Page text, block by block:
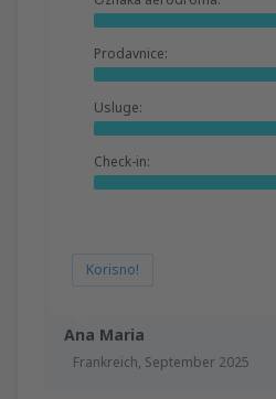
Ana Maria
Frankreich, September 2025
Prodavnice:
Usluge:
Check-in:
Korisno!